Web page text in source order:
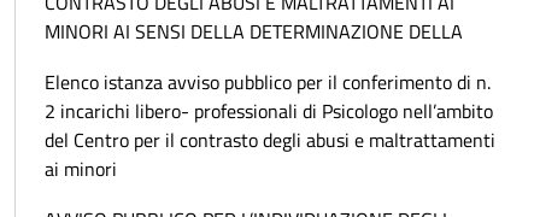
MINORI AI SENSI DELLA DETERMINAZIONE DELLA
Elenco istanza avviso pubblico per il conferimento di n.
2 incarichi libero- professionali di Psicologo nell’ambito
del Centro per il contrasto degli abusi e maltrattamenti
ai minori